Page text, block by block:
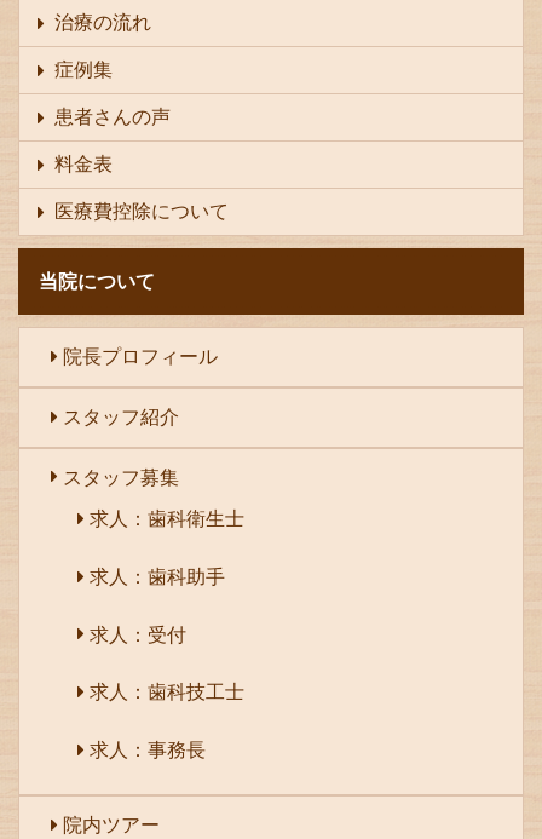
治療の流れ
症例集
患者さんの声
料金表
医療費控除について
当院について
院長プロフィール
スタッフ紹介
スタッフ募集
求人：歯科衛生士
求人：歯科助手
求人：受付
求人：歯科技工士
求人：事務長
院内ツアー